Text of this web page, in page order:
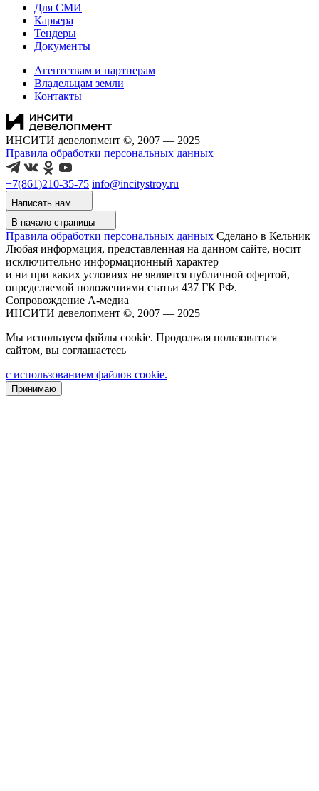
Для СМИ
Карьера
Тендеры
Документы
Агентствам и партнерам
Владельцам земли
Контакты
ИНСИТИ девелопмент ©, 2007 — 2025
Правила обработки персональных данных
+7(861)210-35-75 info@incitystroy.ru
Написать нам
В начало страницы
Правила обработки персональных данных Сделано в Кельник
Любая информация, представленная на данном сайте, носит
исключительно информационный характер
и ни при каких условиях не является публичной офертой,
определяемой положениями статьи 437 ГК РФ.
Сопровождение А-медиа
ИНСИТИ девелопмент ©, 2007 — 2025
Мы используем файлы cookie. Продолжая пользоваться
сайтом, вы соглашаетесь
с использованием файлов cookie.
Принимаю